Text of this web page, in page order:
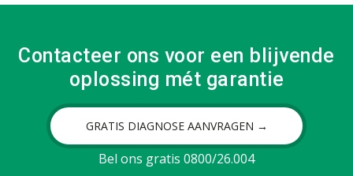
Contacteer ons voor een blijvende
oplossing mét garantie
GRATIS DIAGNOSE AANVRAGEN →
Bel ons gratis 0800/26.004